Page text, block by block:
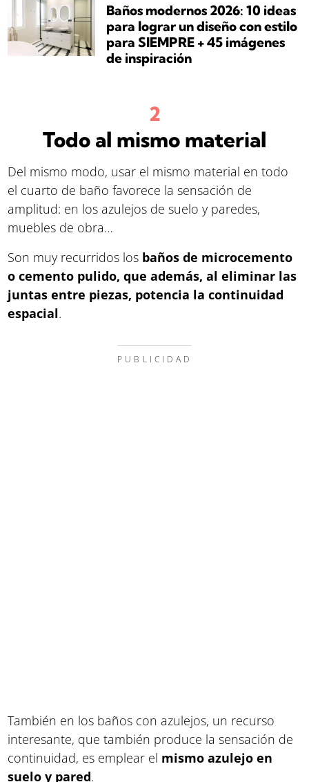
Baños modernos 2026: 10 ideas
para lograr un diseño con estilo
para SIEMPRE + 45 imágenes
de inspiración
Todo al mismo material
Del mismo modo, usar el mismo material en todo
el cuarto de baño favorece la sensación de
amplitud: en los azulejos de suelo y paredes,
muebles de obra…
Son muy recurridos los baños de microcemento
o cemento pulido, que además, al eliminar las
juntas entre piezas, potencia la continuidad
espacial.
También en los baños con azulejos, un recurso
interesante, que también produce la sensación de
continuidad, es emplear el mismo azulejo en
suelo y pared.